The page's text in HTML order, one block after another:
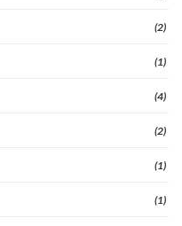
(2)
(1)
(4)
(2)
(1)
(1)